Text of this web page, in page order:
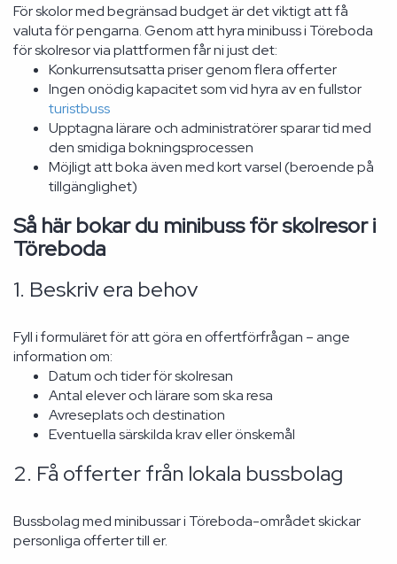
För skolor med begränsad budget är det viktigt att få
valuta för pengarna. Genom att hyra minibuss i Töreboda
för skolresor via plattformen får ni just det:
Konkurrensutsatta priser genom flera offerter
Ingen onödig kapacitet som vid hyra av en fullstor
turistbuss
Upptagna lärare och administratörer sparar tid med
den smidiga bokningsprocessen
Möjligt att boka även med kort varsel (beroende på
tillgänglighet)
Så här bokar du minibuss för skolresor i
Töreboda
1. Beskriv era behov
Fyll i formuläret för att göra en offertförfrågan – ange
information om:
Datum och tider för skolresan
Antal elever och lärare som ska resa
Avreseplats och destination
Eventuella särskilda krav eller önskemål
2. Få offerter från lokala bussbolag
Bussbolag med minibussar i Töreboda-området skickar
personliga offerter till er.